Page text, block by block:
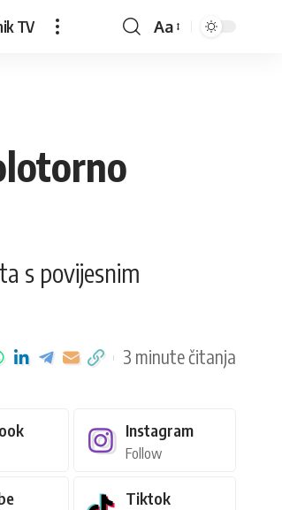
TV Aa
s povijesnim
3 minute čitanja
Instagram
Follow
Tiktok